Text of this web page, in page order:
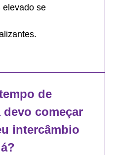
elevado se
de
devo começar
intercâmbio